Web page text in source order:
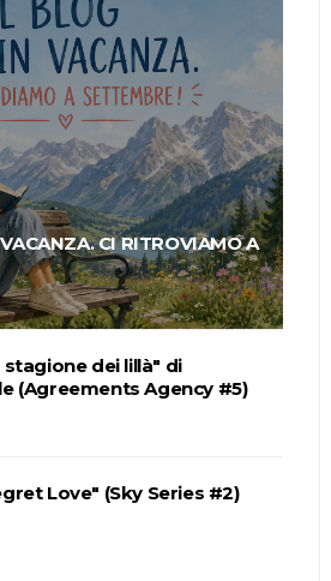
CI RITROVIAMO A
stagione dei lillà" di
(Agreements Agency #5)
Love" (Sky Series #2)